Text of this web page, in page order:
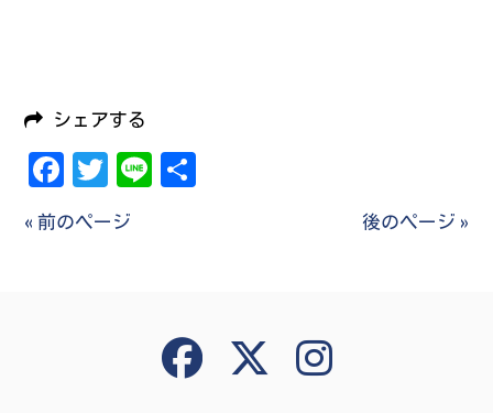
シェアする
Facebook
Twitter
Line
« 前のページ 後のページ »